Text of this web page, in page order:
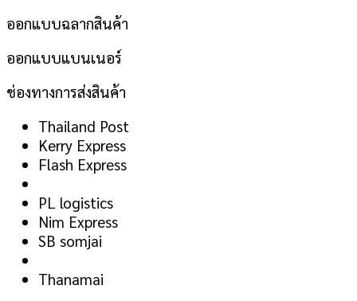
ออกแบบฉลากสินค้า
ออกแบบแบนเนอร์
ช่องทางการส่งสินค้า
Thailand Post
Kerry Express
Flash Express
PL logistics
Nim Express
SB somjai
Thanamai